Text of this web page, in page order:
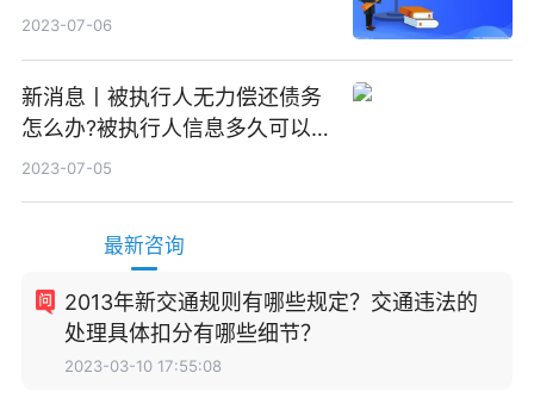
2023-07-06
新消息丨被执行人无力偿还债务
怎么办?被执行人信息多久可以
消除?
2023-07-05
最新咨询
2013年新交通规则有哪些规定？交通违法的
处理具体扣分有哪些细节？
2023-03-10 17:55:08